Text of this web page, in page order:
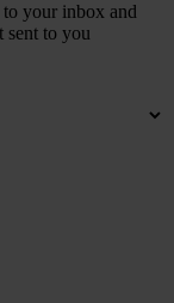
to your inbox and
sent to you